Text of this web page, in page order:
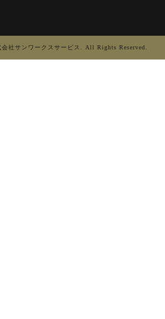
社サンワークスサービス. All Rights Reserved.